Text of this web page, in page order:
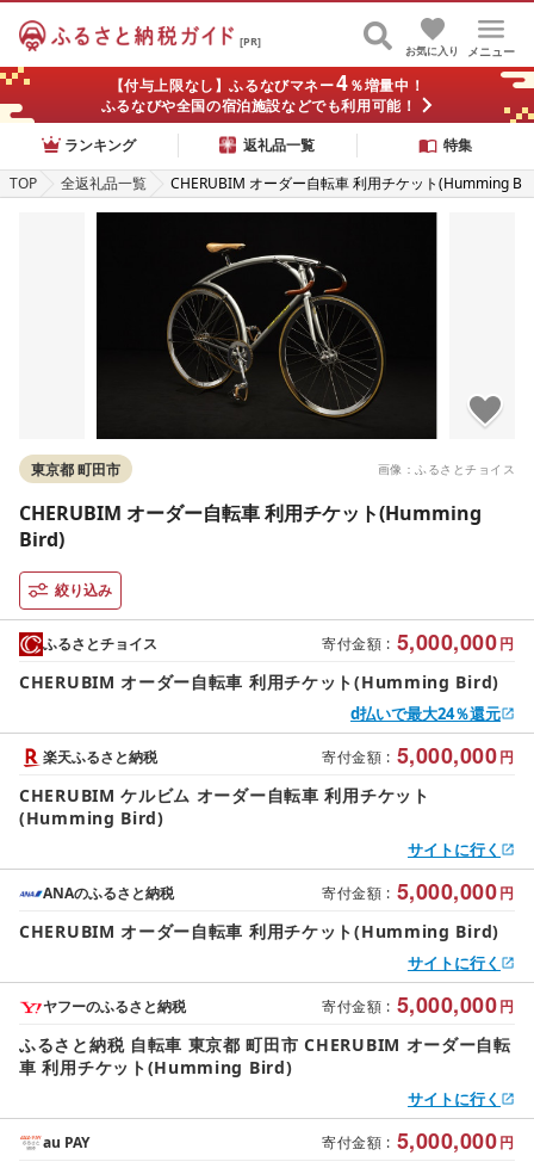
[PR]
メニュー
お気に入り
【付与上限なし】ふるなびマネー4％増量中！
ふるなびや全国の宿泊施設などでも利用可能！
ランキング
返礼品一覧
特集
TOP
全返礼品一覧
CHERUBIM オーダー自転車 利用チケット(Humming B
ird)
画像：ふるさとチョイス
東京都 町田市
CHERUBIM オーダー自転車 利用チケット(Humming
Bird)
絞り込み
寄付金額 : 5,000,000円
ふるさとチョイス
CHERUBIM オーダー自転車 利用チケット(Humming Bird)
d払いで最大24％還元
寄付金額 : 5,000,000円
楽天ふるさと納税
CHERUBIM ケルビム オーダー自転車 利用チケット
(Humming Bird)
サイトに行く
寄付金額 : 5,000,000円
ANAのふるさと納税
CHERUBIM オーダー自転車 利用チケット(Humming Bird)
サイトに行く
寄付金額 : 5,000,000円
ヤフーのふるさと納税
ふるさと納税 自転車 東京都 町田市 CHERUBIM オーダー自転
車 利用チケット(Humming Bird)
サイトに行く
寄付金額 : 5,000,000円
au PAY